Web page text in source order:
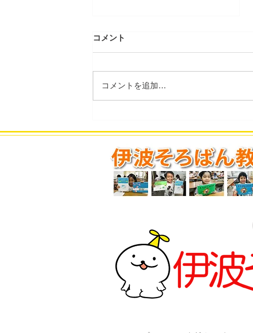
十段誕生！
コメント
コメントを追加…